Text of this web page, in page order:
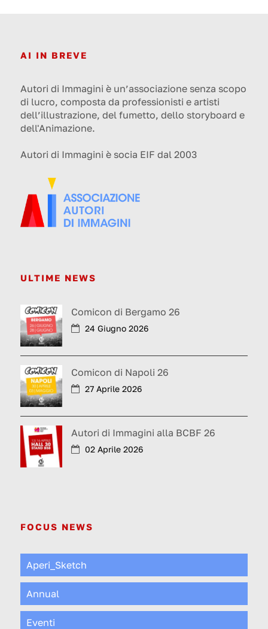
AI IN BREVE
Autori di Immagini è un’associazione senza scopo
di lucro, composta da professionisti e artisti
dell’illustrazione, del fumetto, dello storyboard e
dell'Animazione.
Autori di Immagini è socia EIF dal 2003
ULTIME NEWS
Comicon di Bergamo 26
24 Giugno 2026
Comicon di Napoli 26
27 Aprile 2026
Autori di Immagini alla BCBF 26
02 Aprile 2026
FOCUS NEWS
Aperi_Sketch
Annual
Eventi